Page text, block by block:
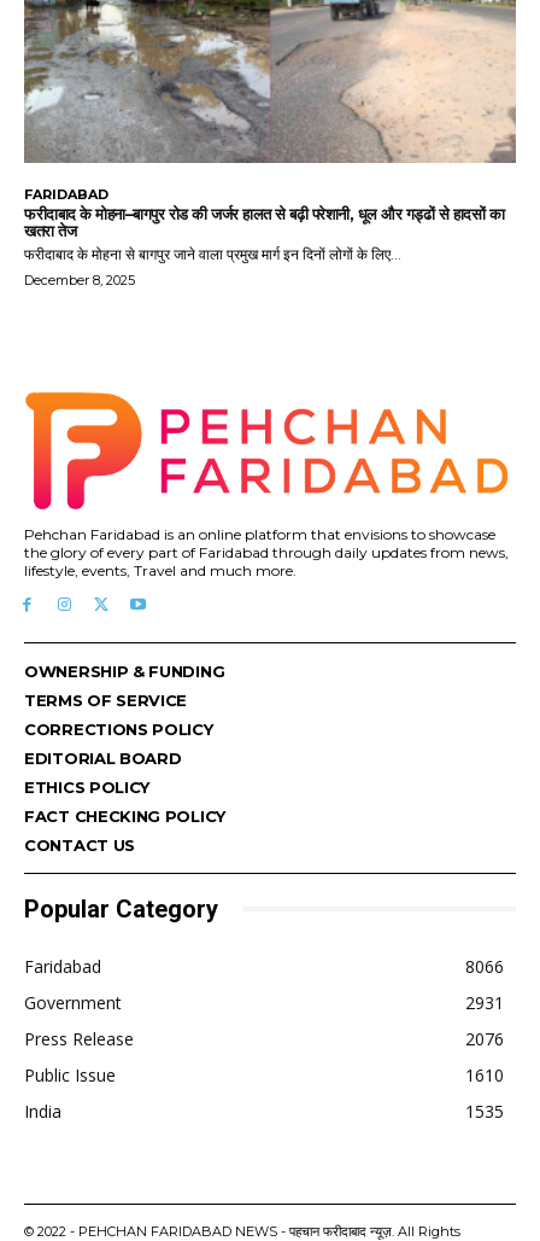
FARIDABAD
फरीदाबाद के मोहना–बागपुर रोड की जर्जर हालत से बढ़ी परेशानी, धूल और गड्ढों से हादसों का
खतरा तेज
फरीदाबाद के मोहना से बागपुर जाने वाला प्रमुख मार्ग इन दिनों लोगों के लिए...
December 8, 2025
Pehchan Faridabad is an online platform that envisions to showcase
the glory of every part of Faridabad through daily updates from news,
lifestyle, events, Travel and much more.
OWNERSHIP & FUNDING
TERMS OF SERVICE
CORRECTIONS POLICY
EDITORIAL BOARD
ETHICS POLICY
FACT CHECKING POLICY
CONTACT US
Popular Category
Faridabad
8066
Government
2931
Press Release
2076
Public Issue
1610
India
1535
© 2022 - PEHCHAN FARIDABAD NEWS - पहचान फरीदाबाद न्यूज़. All Rights